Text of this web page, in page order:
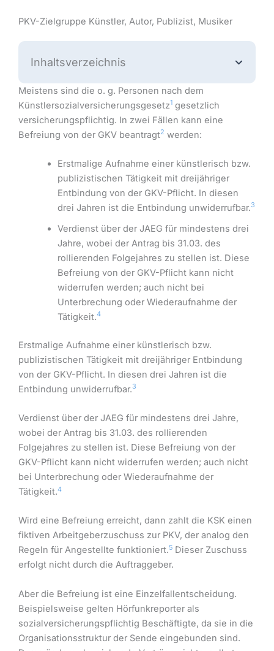
PKV-Zielgruppe Künstler, Autor, Publizist, Musiker
Inhaltsverzeichnis
Meistens sind die o. g. Personen nach dem
Künstlersozialversicherungsgesetz1 gesetzlich
versicherungspflichtig. In zwei Fällen kann eine
Befreiung von der GKV beantragt2 werden:
Erstmalige Aufnahme einer künstlerisch bzw.
publizistischen Tätigkeit mit dreijähriger
Entbindung von der GKV-Pflicht. In diesen
drei Jahren ist die Entbindung unwiderrufbar.3
Verdienst über der JAEG für mindestens drei
Jahre, wobei der Antrag bis 31.03. des
rollierenden Folgejahres zu stellen ist. Diese
Befreiung von der GKV-Pflicht kann nicht
widerrufen werden; auch nicht bei
Unterbrechung oder Wiederaufnahme der
Tätigkeit.4
Erstmalige Aufnahme einer künstlerisch bzw.
publizistischen Tätigkeit mit dreijähriger Entbindung
von der GKV-Pflicht. In diesen drei Jahren ist die
Entbindung unwiderrufbar.3
Verdienst über der JAEG für mindestens drei Jahre,
wobei der Antrag bis 31.03. des rollierenden
Folgejahres zu stellen ist. Diese Befreiung von der
GKV-Pflicht kann nicht widerrufen werden; auch nicht
bei Unterbrechung oder Wiederaufnahme der
Tätigkeit.4
Wird eine Befreiung erreicht, dann zahlt die KSK einen
fiktiven Arbeitgeberzuschuss zur PKV, der analog den
Regeln für Angestellte funktioniert.5 Dieser Zuschuss
erfolgt nicht durch die Auftraggeber.
Aber die Befreiung ist eine Einzelfallentscheidung.
Beispielsweise gelten Hörfunkreporter als
sozialversicherungspflichtig Beschäftigte, da sie in die
Organisationsstruktur der Sende eingebunden sind.